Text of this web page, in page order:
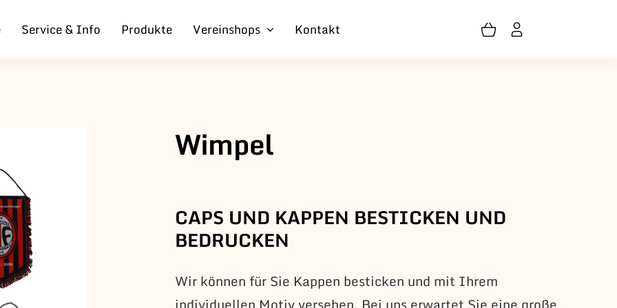
Service & Info Produkte Vereinshops Kontakt
Wimpel
CAPS UND KAPPEN BESTICKEN UND
BEDRUCKEN
Wir können für Sie Kappen besticken und mit Ihrem